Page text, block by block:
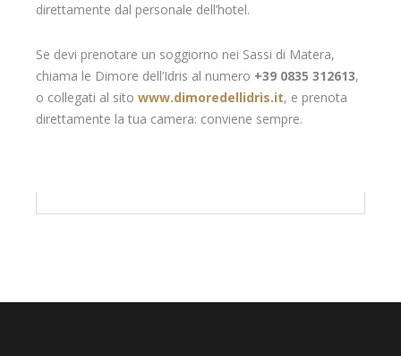
direttamente dal personale dell’hotel.
Se devi prenotare un soggiorno nei Sassi di Matera,
chiama le Dimore dell’Idris al numero +39 0835 312613,
o collegati al sito www.dimoredellidris.it, e prenota
direttamente la tua camera: conviene sempre.